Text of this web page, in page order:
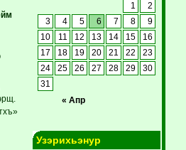
« Апр
1
2
3
4 5 6 7 8
9
10
11 12 13 14 15
16
17
18 19 20 21 22
23
24
25 26 27 28 29
30
31
Узэрихьэнур